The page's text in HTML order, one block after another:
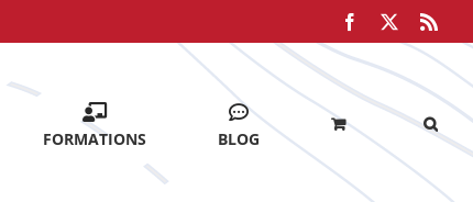
Facebook
FORMATIONS BLOG